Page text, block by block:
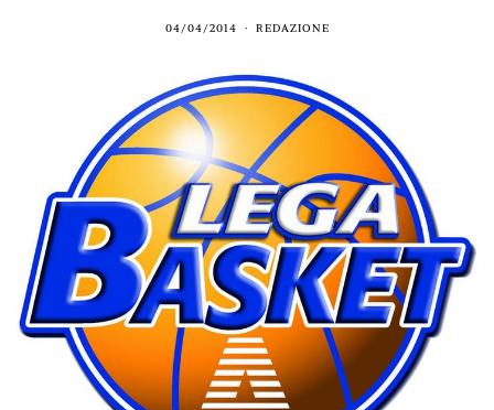
04/04/2014 REDAZIONE